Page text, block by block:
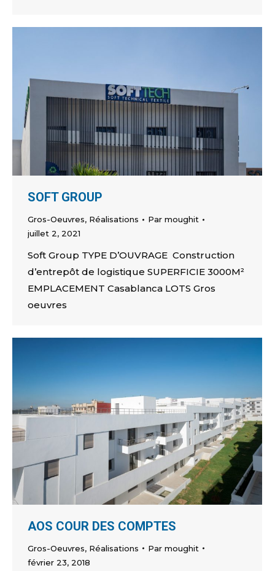
SOFT GROUP
Gros-Oeuvres, Réalisations Par moughit
juillet 2, 2021
Soft Group TYPE D’OUVRAGE Construction
d’entrepôt de logistique SUPERFICIE 3000M²
EMPLACEMENT Casablanca LOTS Gros
oeuvres
AOS COUR DES COMPTES
Gros-Oeuvres, Réalisations Par moughit
février 23, 2018